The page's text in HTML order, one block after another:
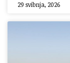
29 svibnja, 2026